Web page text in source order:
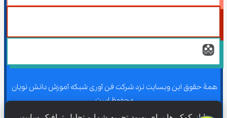
همۀ حقوق این وبسایت نزد شرکت فن آوری شبکه آموزش دانش نویان
محفوظ است.